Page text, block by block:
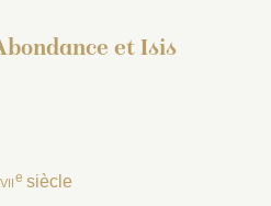
et Isis
e siècle